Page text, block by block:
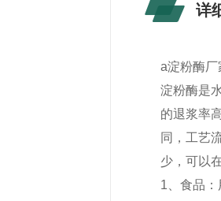
详
a淀粉酶
淀粉酶是
的退浆率
同，工艺
少，可以
1、食品